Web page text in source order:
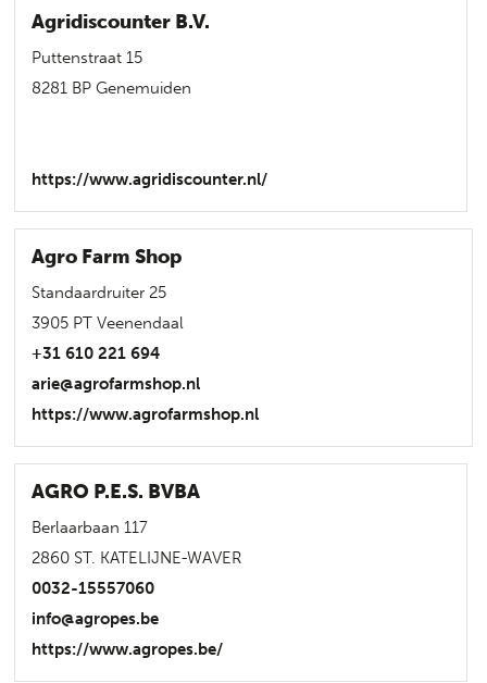
Agridiscounter B.V.
Puttenstraat 15
8281 BP Genemuiden
https://www.agridiscounter.nl/
Agro Farm Shop
Standaardruiter 25
3905 PT Veenendaal
+31 610 221 694
arie@agrofarmshop.nl
https://www.agrofarmshop.nl
AGRO P.E.S. BVBA
Berlaarbaan 117
2860 ST. KATELIJNE-WAVER
0032-15557060
info@agropes.be
https://www.agropes.be/